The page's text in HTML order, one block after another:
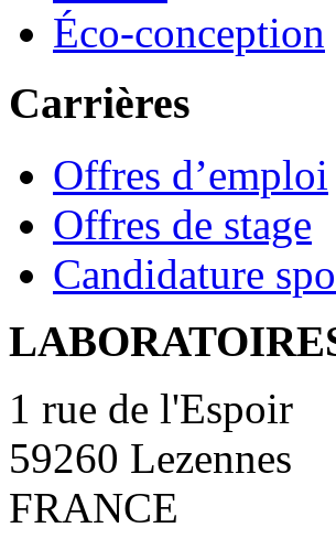
Éco-conception
Carrières
Offres d’emploi
Offres de stage
Candidature
1 rue de l'Espoir
59260 Lezennes
FRANCE